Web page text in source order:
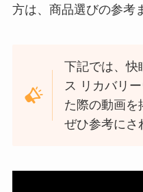
方は、商品選びの参考
下記では、快
ス リカバリ
た際の動画を
ぜひ参考にさ